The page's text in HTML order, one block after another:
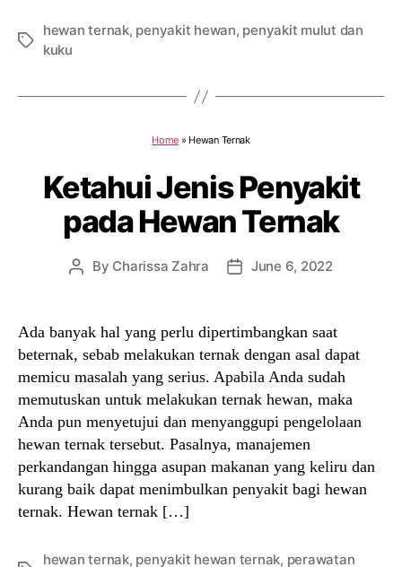
Tags
hewan ternak, penyakit hewan, penyakit mulut dan
kuku
Home» Hewan Ternak
Ketahui Jenis Penyakit
pada Hewan Ternak
Post
By Charissa Zahra
PostJune 6, 2022
Ada banyak hal yang perlu dipertimbangkan saat
beternak, sebab melakukan ternak dengan asal dapat
memicu masalah yang serius. Apabila Anda sudah
memutuskan untuk melakukan ternak hewan, maka
Anda pun menyetujui dan menyanggupi pengelolaan
hewan ternak tersebut. Pasalnya, manajemen
perkandangan hingga asupan makanan yang keliru dan
kurang baik dapat menimbulkan penyakit bagi hewan
ternak. Hewan ternak […]
hewan ternak, penyakit hewan ternak, perawatan